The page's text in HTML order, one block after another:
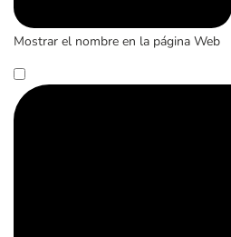
Mostrar el nombre en la página Web